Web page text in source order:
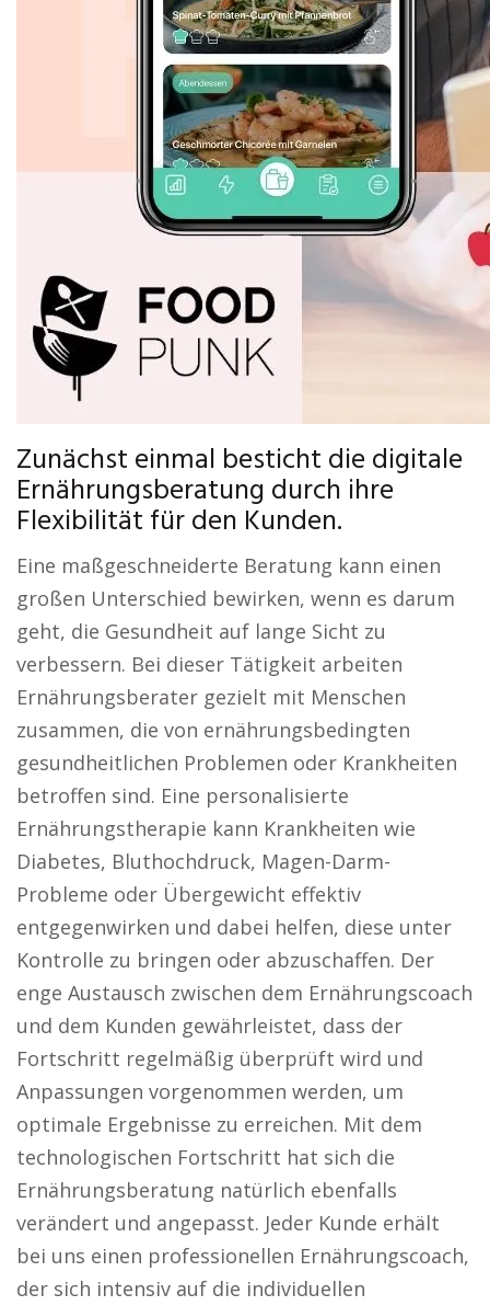
Zunächst einmal besticht die digitale
Ernährungsberatung durch ihre
Flexibilität für den Kunden.
Eine maßgeschneiderte Beratung kann einen
großen Unterschied bewirken, wenn es darum
geht, die Gesundheit auf lange Sicht zu
verbessern. Bei dieser Tätigkeit arbeiten
Ernährungsberater gezielt mit Menschen
zusammen, die von ernährungsbedingten
gesundheitlichen Problemen oder Krankheiten
betroffen sind. Eine personalisierte
Ernährungstherapie kann Krankheiten wie
Diabetes, Bluthochdruck, Magen-Darm-
Probleme oder Übergewicht effektiv
entgegenwirken und dabei helfen, diese unter
Kontrolle zu bringen oder abzuschaffen. Der
enge Austausch zwischen dem Ernährungscoach
und dem Kunden gewährleistet, dass der
Fortschritt regelmäßig überprüft wird und
Anpassungen vorgenommen werden, um
optimale Ergebnisse zu erreichen. Mit dem
technologischen Fortschritt hat sich die
Ernährungsberatung natürlich ebenfalls
verändert und angepasst. Jeder Kunde erhält
bei uns einen professionellen Ernährungscoach,
der sich intensiv auf die individuellen